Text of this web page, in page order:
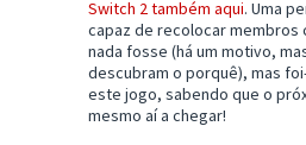
Switch 2 também aqui. Uma
capaz de recolocar membros
nada fosse (há um motivo,
descubram o porquê), mas
este jogo, sabendo que o
mesmo aí a chegar!